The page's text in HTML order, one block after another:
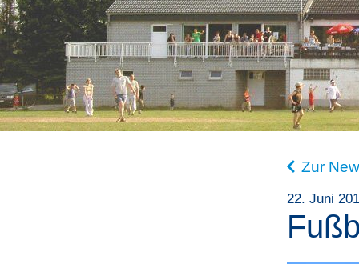
Zur
22. Juni